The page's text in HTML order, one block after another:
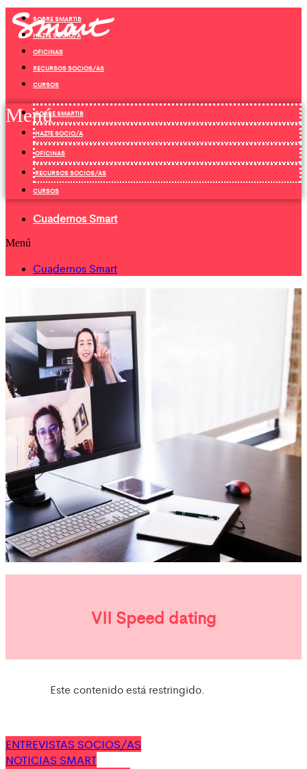
Ir
contenido
SOBRE SMARTIB
HAZTE SOCIO/A
OFICINAS
RECURSOS SOCIOS/AS
CURSOS
MenúSOBRE SMARTIB
HAZTE SOCIO/A
OFICINAS
RECURSOS SOCIOS/AS
CURSOS
Cuadernos Smart
Menú
Cuadernos Smart
VII Speed dating
Este contenido está restringido.
ENTREVISTAS SOCIOS/AS
NOTICIAS SMART